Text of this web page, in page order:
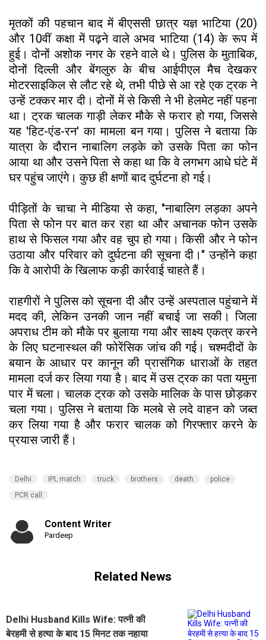
मृतकों की पहचान बाद में बीएससी छात्र यज्ञ भाटिया (20)
और 10वीं कक्षा में पढ़ने वाले अभव भाटिया (14) के रूप में
हुई। दोनों अशोक नगर के रहने वाले थे। पुलिस के मुताबिक,
दोनों दिल्ली और बेंगलुरु के बीच आईपीएल मैच देखकर
मोटरसाइकिल से लौट रहे थे, तभी पीछे से आ रहे एक ट्रक ने
उन्हें टक्कर मार दी। दोनों में से किसी ने भी हेलमेट नहीं पहना
था। ट्रक चालक गाड़ी लेकर मौके से फरार हो गया, जिससे
यह 'हिट-एंड-रन' का मामला बन गया। पुलिस ने बताया कि
यात्रा के दौरान नाबालिग लड़के को उसके पिता का फोन
आया था और उसने पिता से कहा था कि वे लगभग आधे घंटे में
घर पहुंच जाएंगे। कुछ ही क्षणों बाद दुर्घटना हो गई।
पीड़ितों के चाचा ने मीडिया से कहा, "नाबालिग लड़का अपने
पिता से फोन पर बात कर रहा था और अचानक फोन उसके
हाथ से फिसल गया और वह चुप हो गया। किसी और ने फोन
उठाया और परिवार को दुर्घटना की सूचना दी।" उन्होंने कहा
कि वे आरोपी के खिलाफ कड़ी कार्रवाई चाहते हैं।
राहगीरों ने पुलिस को सूचना दी और उन्हें अस्पताल पहुंचाने में
मदद की, लेकिन उनकी जान नहीं बचाई जा सकी। जिला
अपराध टीम को मौके पर बुलाया गया और साक्ष्य एकत्र करने
के लिए घटनास्थल की फोरेंसिक जांच की गई। चश्मदीदों के
बयान के आधार पर कानून की प्रासंगिक धाराओं के तहत
मामला दर्ज कर लिया गया है। बाद में उस ट्रक का पता यमुना
पार में चला। चालक ट्रक को उसके मालिक के पास छोड़कर
चला गया। पुलिस ने बताया कि मलबे से लदे वाहन को जब्त
कर लिया गया है और फरार चालक को गिरफ्तार करने के
प्रयास जारी हैं।
Delhi IPL match truck brothers death
police
PCR call
Content Writer
Pardeep
Related News
Delhi Husband Kills Wife: पत्नी की
बेरहमी से हत्या के बाद 15 मिनट तक नहाया